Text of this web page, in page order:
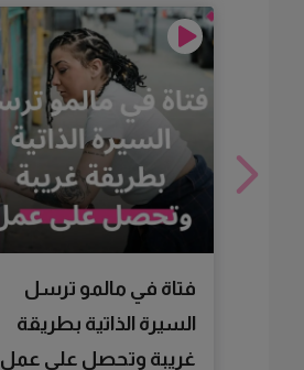
فتاة في مالمو ترسل
السيرة الذاتية بطريقة
غريبة وتحصل على عمل